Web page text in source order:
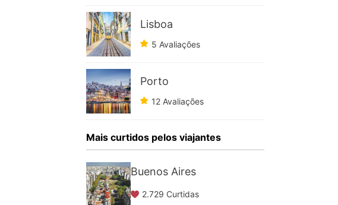
Lisboa
5 Avaliações
Porto
12 Avaliações
Mais curtidos pelos viajantes
Buenos Aires
2.729 Curtidas